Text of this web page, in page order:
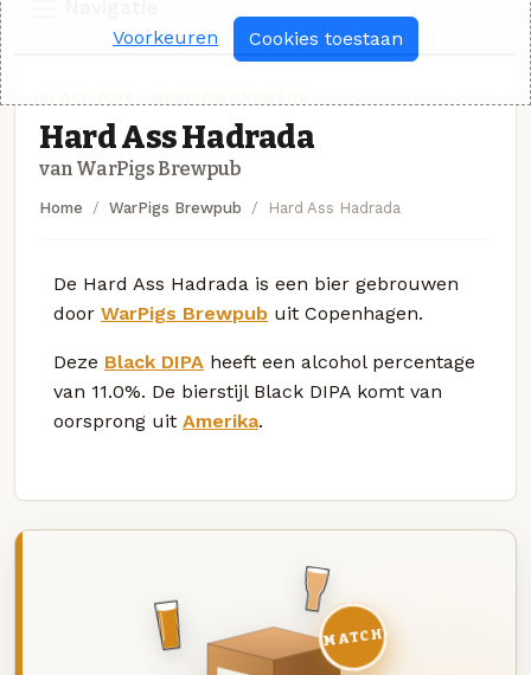
Hard Ass Hadrada
van WarPigs Brewpub
Home WarPigs Brewpub Hard Ass Hadrada
De Hard Ass Hadrada is een bier gebrouwen
door WarPigs Brewpub uit Copenhagen.
Deze Black DIPA heeft een alcohol percentage
van 11.0%. De bierstijl Black DIPA komt van
oorsprong uit Amerika.
MATCH
Voorkeuren Cookies toestaan